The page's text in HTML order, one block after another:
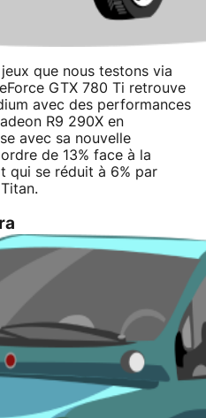
que nous testons via
GTX 780 Ti retrouve
avec des performances
R9 290X en
avec sa nouvelle
de 13% face à la
qui se réduit à 6% par